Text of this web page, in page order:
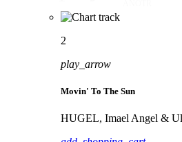
2
play_arrow
Movin' To The Sun
HUGEL, Imael Angel &